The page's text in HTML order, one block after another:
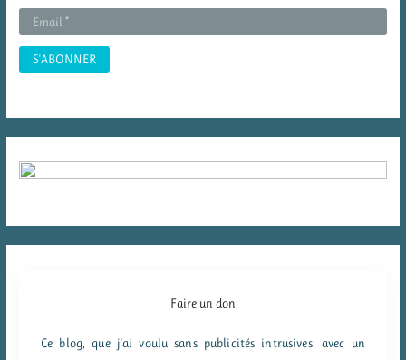
:
Faire un don
Ce blog, que j'ai voulu sans publicités intrusives, avec un